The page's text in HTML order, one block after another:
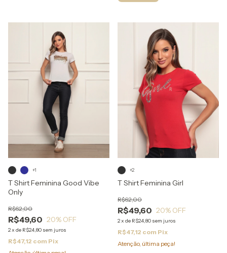
T Shirt Feminina Good Vibe
Only
R$49,60
R$62,00
20% OFF
2x de R$24,80 sem juros
R$47,12 com Pix
+1
T Shirt Feminina Girl
R$49,60
R$62,00
20% OFF
2x de R$24,80 sem juros
R$47,12 com Pix
Atenção, última peça!
+2